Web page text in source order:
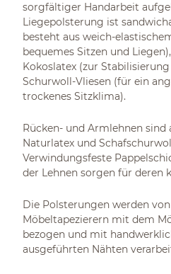
sorgfältiger Handarbeit
Liegepolsterung ist
besteht aus weich-
bequemes Sitzen und
Kokoslatex (zur
Schurwoll-Vliesen (für ein
trockenes Sitzklima).
Rücken- und Armlehnen sind
Naturlatex und
Verwindungsfeste
der Lehnen sorgen für deren
Die Polsterungen werden
Möbeltapezierern mit dem
bezogen und mit
ausgeführten Nähten